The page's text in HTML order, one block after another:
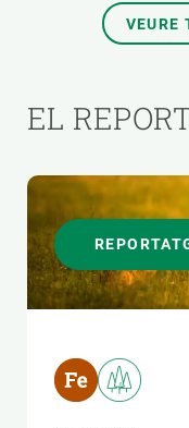
VEURE
EL